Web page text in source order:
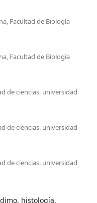
Facultad de Biología
Facultad de Biología
de ciencias. universidad
de ciencias. universidad
de ciencias. universidad
histología,